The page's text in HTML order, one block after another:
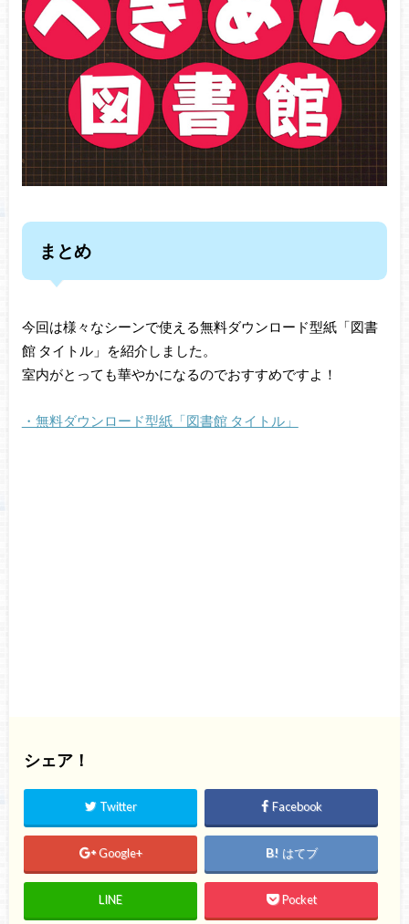
まとめ
今回は様々なシーンで使える無料ダウンロード型紙「図書
館 タイトル」を紹介しました。
室内がとっても華やかになるのでおすすめですよ！
・無料ダウンロード型紙「図書館 タイトル」
シェア！
Twitter Facebook
Google+ はてブ
LINE Pocket